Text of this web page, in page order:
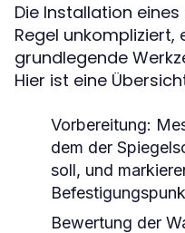
Die Installation
Regel
grundlegende
Hier ist eine
Vorbereitung:
dem der
soll, und
Bewertung der